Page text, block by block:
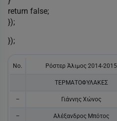
return false;
});
});
No. Ρόστερ Άλιμος 2014-2015
ΤΕΡΜΑΤΟΦΥΛΑΚΕΣ
– Γιάννης Χώνος
– Αλέξανδρος Μπότος